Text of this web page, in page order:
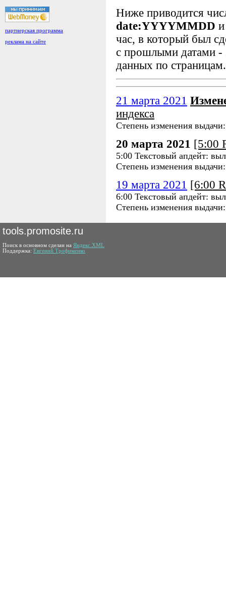
партнерская программа
реклама на сайте
Ниже приводится
date:YYYYMMDD
час, в который был
с прошлыми датами -
данных по страницам.
21 марта 2021
индекса
Степень изменения
20 марта 2021 [5:00
5:00 Текстовый апдейт:
Степень изменения
19 марта 2021 [6:00
6:00 Текстовый апдейт:
Степень изменения
tools.promosite.ru
Поиск в основном сделан на Яндекс.XML
Поддержка: Евгений Трофименко